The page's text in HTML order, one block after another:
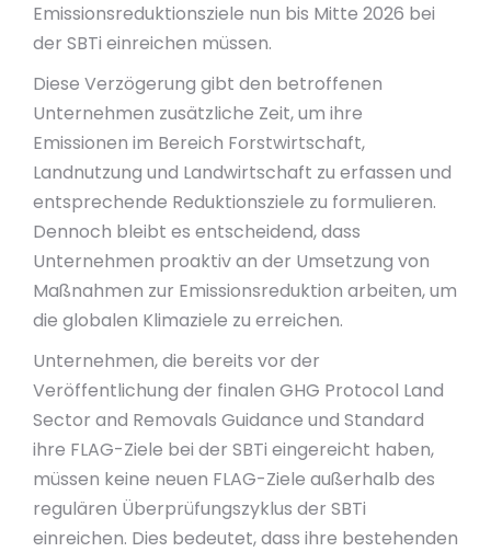
Emissionsreduktionsziele nun bis Mitte 2026 bei
der SBTi einreichen müssen.
Diese Verzögerung gibt den betroffenen
Unternehmen zusätzliche Zeit, um ihre
Emissionen im Bereich Forstwirtschaft,
Landnutzung und Landwirtschaft zu erfassen und
entsprechende Reduktionsziele zu formulieren.
Dennoch bleibt es entscheidend, dass
Unternehmen proaktiv an der Umsetzung von
Maßnahmen zur Emissionsreduktion arbeiten, um
die globalen Klimaziele zu erreichen.
Unternehmen, die bereits vor der
Veröffentlichung der finalen GHG Protocol Land
Sector and Removals Guidance und Standard
ihre FLAG-Ziele bei der SBTi eingereicht haben,
müssen keine neuen FLAG-Ziele außerhalb des
regulären Überprüfungszyklus der SBTi
einreichen. Dies bedeutet, dass ihre bestehenden